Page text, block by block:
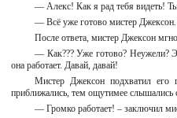
— Алекс! Как я рад тебя видеть!
— Всё уже готово мистер
После ответа, мистер Джексон
— Как??? Уже готово? Неужели?
она работает. Давай, давай!
Мистер Джексон подхватил
приближались, тем ощутимее слышались
— Громко работает! – заключил